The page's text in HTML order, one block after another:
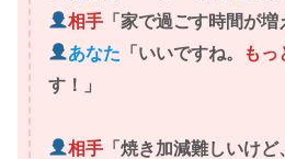
相手 「家で過ごす時間が
あなた 「いいですね。 もっ
す！」
相手 「焼き加減難しいけ